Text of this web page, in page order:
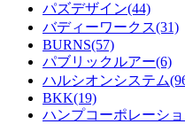
パズデザイン(44)
バディーワークス(31)
BURNS(57)
パブリックルアー(6)
ハルシオンシステム
BKK(19)
ハンプコーポレーシ